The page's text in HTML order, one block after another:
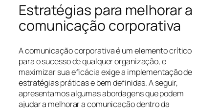
Estratégias para melhorar a
comunicação corporativa
A comunicação corporativa é um elemento crítico
para o sucesso de qualquer organização, e
maximizar sua eficácia exige a implementação de
estratégias práticas e bem definidas. A seguir,
apresentamos algumas abordagens que podem
ajudar a melhorar a comunicação dentro da